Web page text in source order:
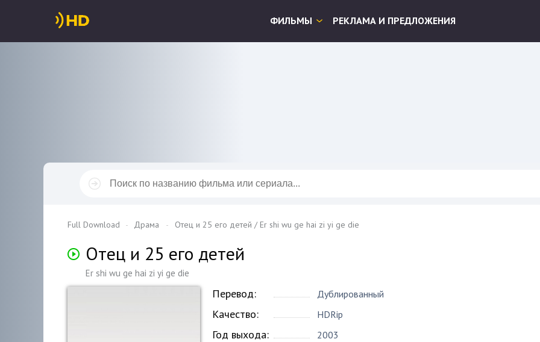
ФИЛЬМЫ РЕКЛАМА И ПРЕДЛОЖЕНИЯ
Full Download Драма Отец и 25 его детей / Er shi wu ge hai zi yi ge die
Отец и 25 его детей
Er shi wu ge hai zi yi ge die
Перевод: Дублированный
Качество: HDRip
Год выхода: 2003